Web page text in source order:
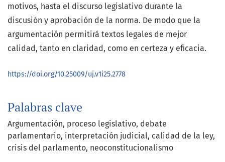
Palabras clave
Argumentación, proceso legislativo, debate
parlamentario, interpretación judicial, calidad de la ley,
crisis del parlamento, neoconstitucionalismo
motivos, hasta el discurso legislativo durante la
discusión y aprobación de la norma. De modo que la
argumentación permitirá textos legales de mejor
calidad, tanto en claridad, como en certeza y eficacia.
https://doi.org/10.25009/uj.v1i25.2778